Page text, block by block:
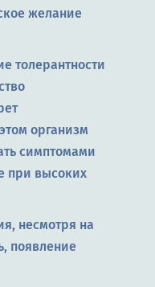
желание
толерантности
организм
симптомами
при высоких
несмотря на
появление